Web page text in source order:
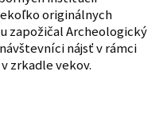
originálnych
zapožičal Archeologický
nájsť v rámci
zrkadle vekov.